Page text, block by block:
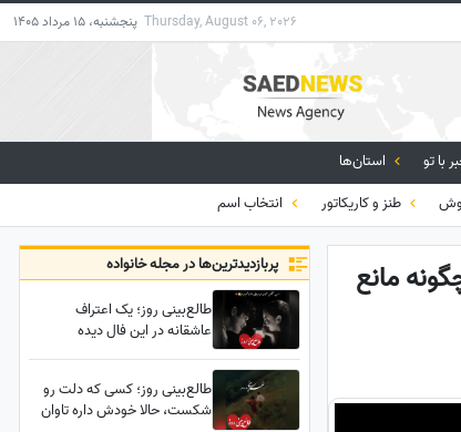
Thursday, August 06, 2026 پنجشنبه، 15 مرداد 1405
با تو
استان‌ها
طنز و کاریکاتور انتخاب اسم
مانع
پربازدید‌ترین‌ها در مجله خانواده
طالع‌بینی روز؛ یک اعتراف
عاشقانه در این فال دیده
گفتنش پیدا نکرده...
طالع‌بینی روز؛ کسی که دلت رو
شکست، حالا خودش داره تاوان